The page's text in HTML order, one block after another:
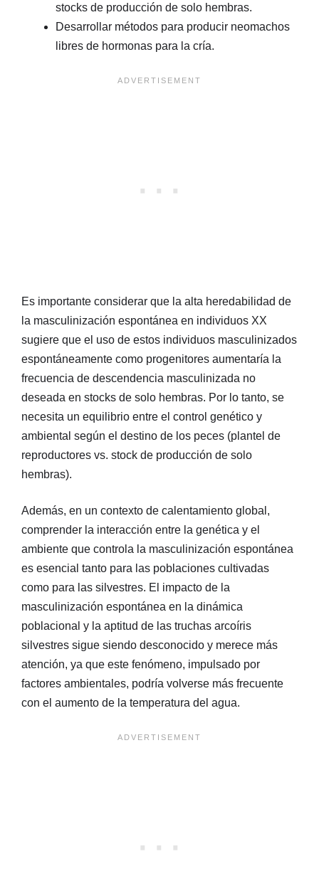
stocks de producción de solo hembras.
Desarrollar métodos para producir neomachos
libres de hormonas para la cría.
Es importante considerar que la alta heredabilidad de
la masculinización espontánea en individuos XX
sugiere que el uso de estos individuos masculinizados
espontáneamente como progenitores aumentaría la
frecuencia de descendencia masculinizada no
deseada en stocks de solo hembras. Por lo tanto, se
necesita un equilibrio entre el control genético y
ambiental según el destino de los peces (plantel de
reproductores vs. stock de producción de solo
hembras).
Además, en un contexto de calentamiento global,
comprender la interacción entre la genética y el
ambiente que controla la masculinización espontánea
es esencial tanto para las poblaciones cultivadas
como para las silvestres. El impacto de la
masculinización espontánea en la dinámica
poblacional y la aptitud de las truchas arcoíris
silvestres sigue siendo desconocido y merece más
atención, ya que este fenómeno, impulsado por
factores ambientales, podría volverse más frecuente
con el aumento de la temperatura del agua.